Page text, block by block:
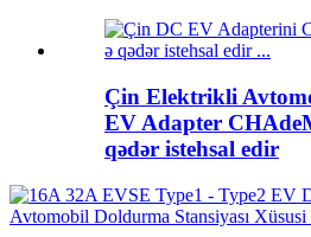
Çin Elektrikli
EV Adapter
qədər istehsal edir